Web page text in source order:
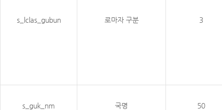
s_lclas_gubun 로마자 구분 3
s_guk_nm 국명 50